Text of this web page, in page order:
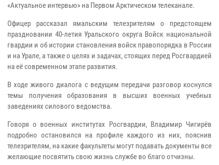
«Актуальное интервью» на Первом Арктическом телеканале.
Офицер рассказал ямальским телезрителям о предстоящем
праздновании 40-летия Уральского округа Войск национальной
гвардии и об истории становления войск правопорядка в России
и на Урале, а также о целях и задачах, стоящих перед Росгвардией
на её современном этапе развития.
В ходе живого диалога с ведущим передачи разговор коснулся
темы получения образования в высших военных учебных
заведениях силового ведомства.
Говоря о военных институтах Росгвардии, Владимир Чигирёв
подробно остановился на профиле каждого из них, пояснив
телезрителям, на какие факультеты могут подавать документы все
желающие посвятить свою жизнь службе во благо отчизны.